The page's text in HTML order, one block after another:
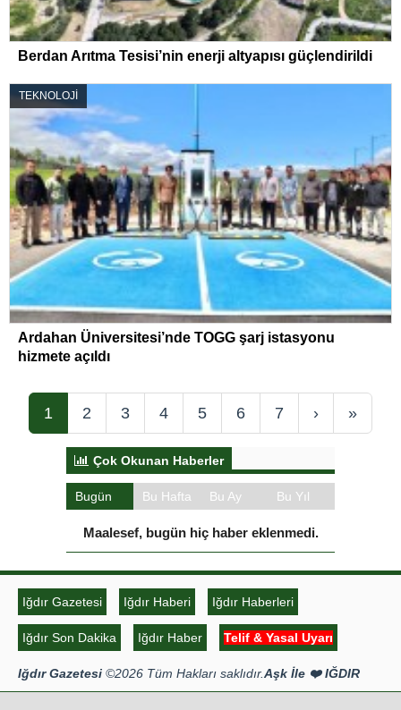
Berdan Arıtma Tesisi’nin enerji altyapısı güçlendirildi
TEKNOLOJİ
Ardahan Üniversitesi’nde TOGG şarj istasyonu
hizmete açıldı
1 2 3 4 5 6 7 › »
Çok Okunan Haberler
Bugün Bu Hafta Bu Ay Bu Yıl
Maalesef, bugün hiç haber eklenmedi.
Iğdır Gazetesi Iğdır Haberi Iğdır Haberleri
Iğdır Son Dakika Iğdır Haber Telif & Yasal Uyarı
Iğdır Gazetesi ©2026 Tüm Hakları saklıdır.Aşk İle ❤️ IĞDIR